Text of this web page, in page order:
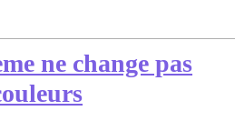
ne change pas